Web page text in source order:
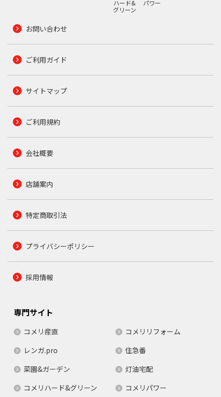
ハード&
グリーン
パワー
お問い合わせ
ご利用ガイド
サイトマップ
ご利用規約
会社概要
店舗案内
特定商取引法
プライバシーポリシー
採用情報
専門サイト
コメリ産直
コメリリフォーム
レンガ.pro
住急番
菜園&ガーデン
灯油宅配
コメリハード&グリーン
コメリパワー